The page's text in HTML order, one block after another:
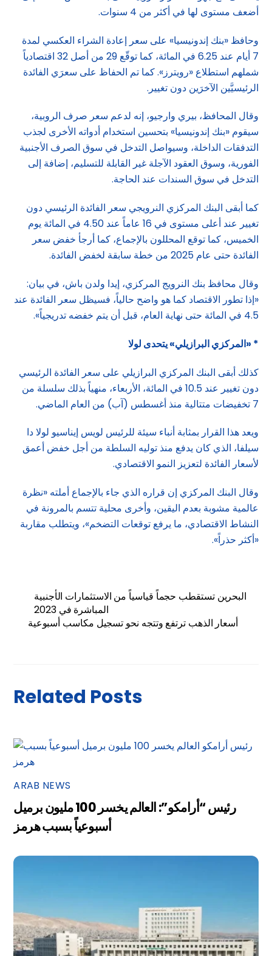
أضعف مستوى لها في أكثر من 4 سنوات.
وحافظ «بنك إندونيسيا» على سعر إعادة الشراء العكسي لمدة
7 أيام عند 6.25 في المائة، كما توقّع 29 من أصل 32 اقتصادياً
شملهم استطلاع «رويترز». كما تم الحفاظ على سعرَي الفائدة
الرئيسيَّين الآخرَين دون تغيير.
وقال المحافظ، بيري وارجيو، إنه لدعم سعر صرف الروبية،
سيقوم «بنك إندونيسيا» بتحسين استخدام أدواته الأخرى لجذب
التدفقات الداخلة، وسيواصل التدخل في سوق الصرف الأجنبية
الفورية، وسوق العقود الآجلة غير القابلة للتسليم، إضافة إلى
التدخل في سوق السندات عند الحاجة.
كما أبقى البنك المركزي النرويجي سعر الفائدة الرئيسي دون
تغيير عند أعلى مستوى في 16 عاماً عند 4.50 في المائة يوم
الخميس، كما توقع المحللون بالإجماع، كما أرجأ خفض سعر
الفائدة حتى عام 2025 من خطة سابقة لخفض الفائدة.
وقال محافظ بنك النرويج المركزي، إيدا ولدن باش، في بيان:
«إذا تطور الاقتصاد كما هو واضح حالياً، فسيظل سعر الفائدة عند
4.5 في المائة حتى نهاية العام، قبل أن يتم خفضه تدريجياً».
* «المركزي البرازيلي» يتحدى لولا
كذلك أبقى البنك المركزي البرازيلي على سعر الفائدة الرئيسي
دون تغيير عند 10.5 في المائة، الأربعاء، منهياً بذلك سلسلة من
7 تخفيضات متتالية منذ أغسطس (آب) من العام الماضي.
ويعد هذا القرار بمثابة أنباء سيئة للرئيس لويس إيناسيو لولا دا
سيلفا، الذي كان يدفع منذ توليه السلطة من أجل خفض أعمق
لأسعار الفائدة لتعزيز النمو الاقتصادي.
وقال البنك المركزي إن قراره الذي جاء بالإجماع أملته «نظرة
عالمية مشوبة بعدم اليقين، وأخرى محلية تتسم بالمرونة في
النشاط الاقتصادي، ما يرفع توقعات التضخم»، ويتطلب مقاربة
«أكثر حذراً».
البحرين تستقطب حجماً قياسياً من الاستثمارات الأجنبية
المباشرة في 2023
أسعار الذهب ترتفع وتتجه نحو تسجيل مكاسب أسبوعية
Related Posts
ARAB NEWS
رئيس “أرامكو”: العالم يخسر 100 مليون برميل
أسبوعياً بسبب هرمز